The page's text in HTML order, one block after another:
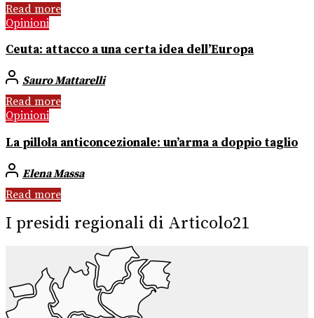
Read more
Opinioni
Ceuta: attacco a una certa idea dell’Europa
Sauro Mattarelli
Read more
Opinioni
La pillola anticoncezionale: un’arma a doppio taglio
Elena Massa
Read more
I presidi regionali di Articolo21